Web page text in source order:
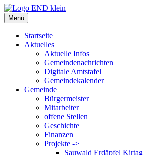
Zum
Inhalt
springen
Menü
Startseite
Aktuelles
Aktuelle Infos
Gemeindenachrichten
Digitale Amtstafel
Gemeindekalender
Gemeinde
Bürgermeister
Mitarbeiter
offene Stellen
Geschichte
Finanzen
Projekte ->
Sauwald Erdäpfel